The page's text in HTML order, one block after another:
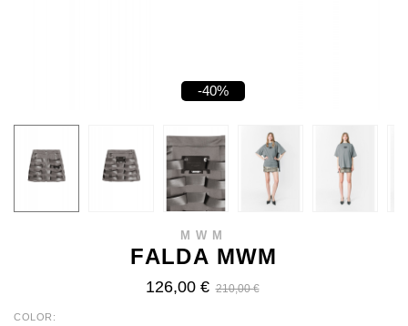
-40%
MWM
FALDA MWM
126,00 € 210,00 €
COLOR